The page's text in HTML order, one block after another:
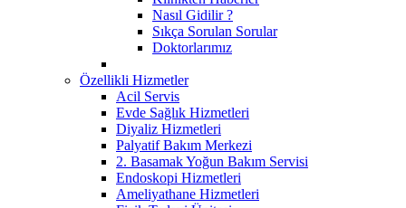
Nasıl Gidilir ?
Sıkça Sorulan Sorular
Doktorlarımız
Özellikli Hizmetler
Acil Servis
Evde Sağlık Hizmetleri
Diyaliz Hizmetleri
Palyatif Bakım Merkezi
2. Basamak Yoğun Bakım Servisi
Endoskopi Hizmetleri
Ameliyathane Hizmetleri